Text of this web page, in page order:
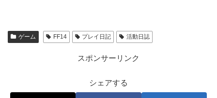
ゲーム FF14 プレイ日記 活動日誌
スポンサーリンク
シェアする